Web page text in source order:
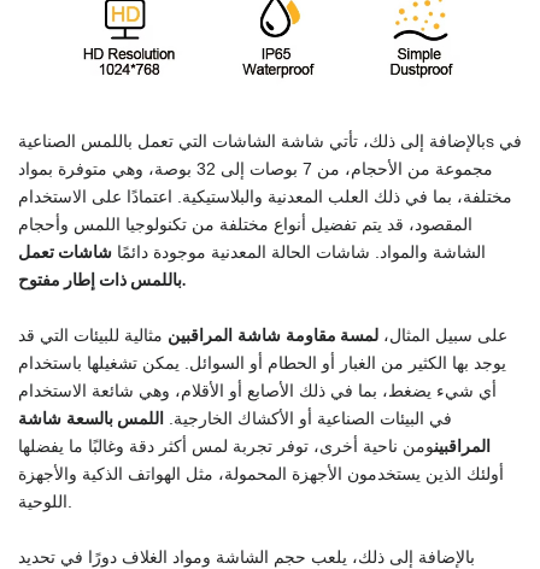
بالإضافة إلى ذلك، تأتي شاشة الشاشات التي تعمل باللمس الصناعيةs
مجموعة من الأحجام، من 7 بوصات إلى
32 بوصة، وهي متوفرة بمواد
مختلفة، بما في ذلك العلب المعدنية والبلاستيكية. اعتمادًا على الاستخدام
المقصود، قد يتم تفضيل أنواع مختلفة من تكنولوجيا اللمس وأحجام
الشاشة والمواد. شاشات الحالة المعدنية موجودة دائمًا شاشات تعمل
باللمس ذات إطار مفتوح.
على سبيل المثال، لمسة مقاومة شاشة المراقبين مثالية للبيئات التي قد
يوجد بها الكثير من الغبار أو الحطام أو السوائل. يمكن تشغيلها باستخدام
أي شيء يضغط، بما في ذلك الأصابع أو الأقلام، وهي شائعة الاستخدام
في البيئات الصناعية أو الأكشاك الخارجية. اللمس بالسعة شاشة
المراقبينومن ناحية أخرى، توفر تجربة لمس أكثر دقة وغالبًا ما يفضلها
أولئك الذين يستخدمون الأجهزة المحمولة، مثل الهواتف الذكية والأجهزة
اللوحية.
بالإضافة إلى ذلك، يلعب حجم الشاشة ومواد الغلاف دورًا في تحديد